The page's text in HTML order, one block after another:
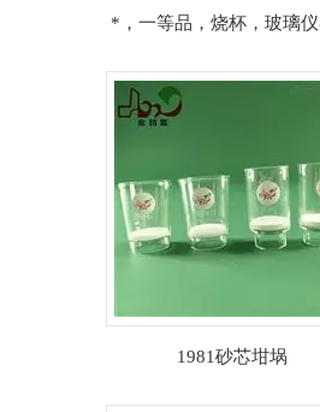
*，一等品，烧杯，玻璃
1981砂芯坩埚